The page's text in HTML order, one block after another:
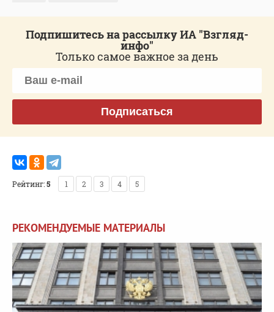
Подпишитесь на рассылку ИА "Взгляд-
инфо"
Только самое важное за день
Подписаться
Рейтинг:5 1 2 3 4 5
РЕКОМЕНДУЕМЫЕ МАТЕРИАЛЫ